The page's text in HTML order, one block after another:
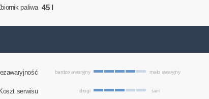
paliwa 45 l
bardzo awaryjny mało awaryjny
Koszt serwisu drogi tani